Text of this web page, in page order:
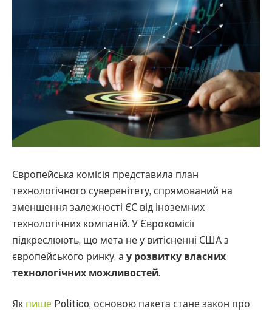
Європейська комісія представила план
технологічного суверенітету, спрямований на
зменшення залежності ЄС від іноземних
технологічних компаній. У Єврокомісії
підкреслюють, що мета не у витісненні США з
європейського ринку, а у розвитку власних
технологічних можливостей.
Як пише Politico, основою пакета стане закон про